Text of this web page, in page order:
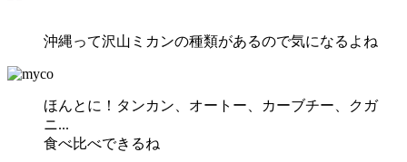
沖縄って沢山ミカンの種類があるので気になるよね
ほんとに！タンカン、オートー、カーブチー、クガ
ニ...
食べ比べできるね